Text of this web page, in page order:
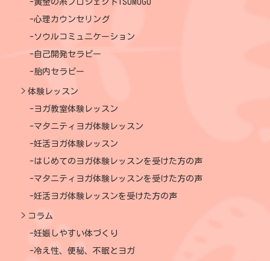
心理カウンセリング
ソウルコミュニケーション
自己開発セラピー
胎内セラピー
体験レッスン
ヨガ教室体験レッスン
マタニティヨガ体験レッスン
妊活ヨガ体験レッスン
はじめてのヨガ体験レッスンを受けた方の声
マタニティヨガ体験レッスンを受けた方の声
妊活ヨガ体験レッスンを受けた方の声
コラム
妊娠しやすい体づくり
冷え性、便秘、不眠とヨガ